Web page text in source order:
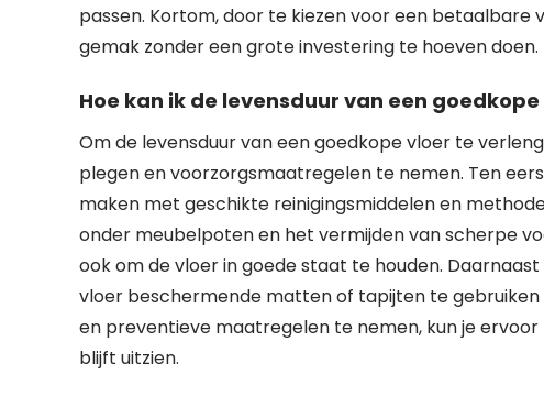
passen. Kortom, door te kiezen voor een
gemak zonder een grote investering te hoeven doen.
Hoe kan ik de levensduur van een
Om de levensduur van een goedkope vloer te
plegen en voorzorgsmaatregelen te nemen. Ten
maken met geschikte reinigingsmiddelen en
onder meubelpoten en het vermijden van scherpe
ook om de vloer in goede staat te houden.
vloer beschermende matten of tapijten te
en preventieve maatregelen te nemen, kun je
blijft uitzien.